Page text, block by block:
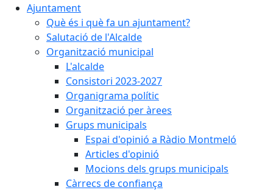
Ajuntament
Què és i què fa un ajuntament?
Salutació de l'Alcalde
Organització municipal
L'alcalde
Consistori 2023-2027
Organigrama polític
Organització per àrees
Grups municipals
Espai d'opinió a Ràdio Montmeló
Articles d'opinió
Mocions dels grups municipals
Càrrecs de confiança